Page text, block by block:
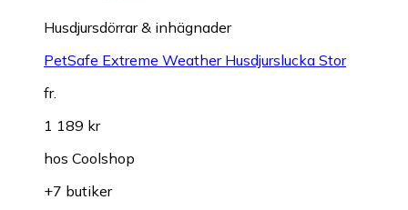
Husdjursdörrar & inhägnader
PetSafe Extreme Weather Husdjurslucka Stor
fr.
1 189 kr
hos Coolshop
+7 butiker